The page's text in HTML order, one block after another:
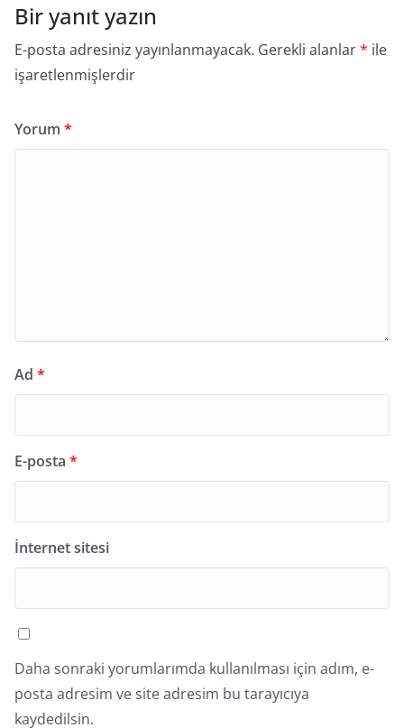
Bir yanıt yazın
E-posta adresiniz yayınlanmayacak. Gerekli alanlar* ile
işaretlenmişlerdir
Yorum *
Ad *
E-posta *
İnternet sitesi
Daha sonraki yorumlarımda kullanılması için adım, e-
posta adresim ve site adresim bu tarayıcıya
kaydedilsin.